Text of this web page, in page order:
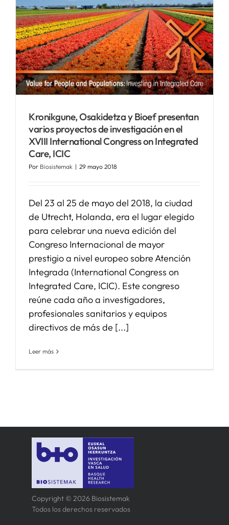
Kronikgune, Osakidetza y Bioef presentan
varios proyectos de investigación en el
XVIII International Congress on Integrated
Care, ICIC
Por Biosistemak | 29 mayo 2018
Del 23 al 25 de mayo del 2018, la ciudad
de Utrecht, Holanda, era el lugar elegido
para celebrar una nueva edición del
Congreso Internacional de mayor
prestigio a nivel europeo sobre Atención
Integrada (International Congress on
Integrated Care, ICIC). Este congreso
reúne cada año a investigadores,
profesionales sanitarios y equipos
directivos de más de [...]
Leer más
Copyright © 2026 Biosistemak
Todos los derechos reservados